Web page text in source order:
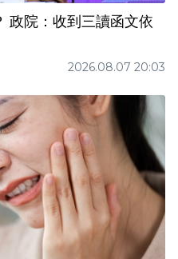
政院：收到三讀函文依
2026.08.07 20:03